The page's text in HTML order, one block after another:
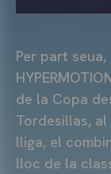
Per part seua,
de la Copa
Tordesillas, al
lliga, el
lloc de la